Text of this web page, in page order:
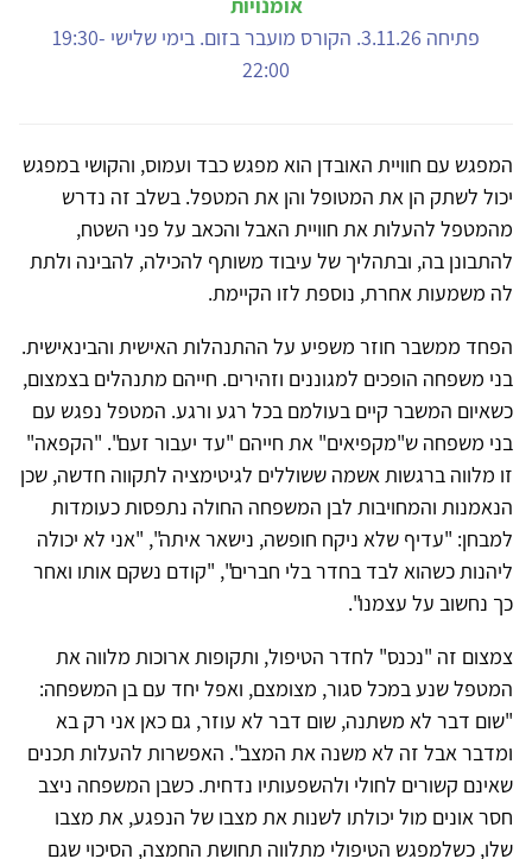
פתיחה 3.11.26. הקורס מועבר בזום. בימי שלישי 19:30-
22:00
המפגש עם חוויית האובדן הוא מפגש כבד ועמוס, והקושי במפגש
יכול לשתק הן את המטופל והן את המטפל. בשלב זה נדרש
מהמטפל להעלות את חוויית האבל והכאב על פני השטח,
להתבונן בה, ובתהליך של עיבוד משותף להכילה, להבינה ולתת
לה משמעות אחרת, נוספת לזו הקיימת.
הפחד ממשבר חוזר משפיע על ההתנהלות האישית והבינאישית.
בני משפחה הופכים למגוננים וזהירים. חייהם מתנהלים בצמצום,
כשאיום המשבר קיים בעולמם בכל רגע ורגע. המטפל נפגש עם
בני משפחה ש"מקפיאים" את חייהם "עד יעבור זעם". "הקפאה"
זו מלווה ברגשות אשמה ששוללים לגיטימציה לתקווה חדשה, שכן
הנאמנות והמחויבות לבן המשפחה החולה נתפסות כעומדות
למבחן: "עדיף שלא ניקח חופשה, נישאר איתה", "אני לא יכולה
ליהנות כשהוא לבד בחדר בלי חברים", "קודם נשקם אותו ואחר
כך נחשוב על עצמנו".
צמצום זה "נכנס" לחדר הטיפול, ותקופות ארוכות מלווה את
המטפל שנע במכל סגור, מצומצם, ואפל יחד עם בן המשפחה:
"שום דבר לא משתנה, שום דבר לא עוזר, גם כאן אני רק בא
ומדבר אבל זה לא משנה את המצב". האפשרות להעלות תכנים
שאינם קשורים לחולי ולהשפעותיו נדחית. כשבן המשפחה ניצב
חסר אונים מול יכולתו לשנות את מצבו של הנפגע, את מצבו
שלו, כשלמפגש הטיפולי מתלווה תחושת החמצה, הסיכוי שגם